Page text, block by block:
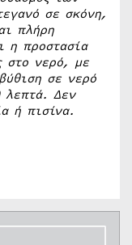
σε σκόνη,
πλήρη
η προστασία
στο νερό, με
σε νερό
λεπτά. Δεν
ή πισίνα.